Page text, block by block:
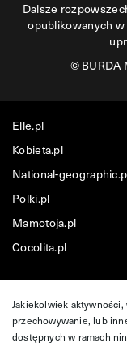
Dalsze
opublikowanych w
©BURDA
Elle.pl
Kobieta.pl
National-
Polki.pl
Mamotoja.pl
Cocolita.pl
Jakiekolwiek
przechowywanie, lub
dostępnych w ramach